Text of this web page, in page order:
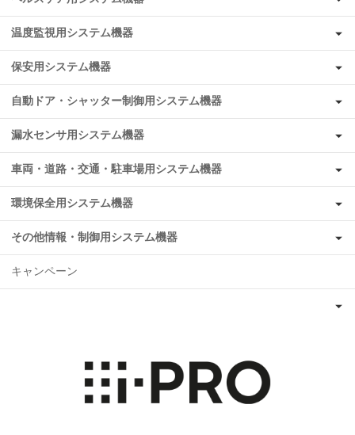
温度監視用システム機器
保安用システム機器
自動ドア・シャッター制御用システム機器
漏水センサ用システム機器
車両・道路・交通・駐車場用システム機器
環境保全用システム機器
その他情報・制御用システム機器
キャンペーン